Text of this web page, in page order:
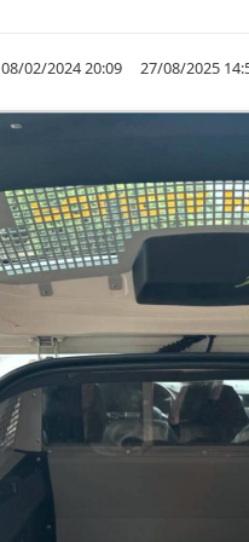
08/02/2024 20:09 27/08/2025